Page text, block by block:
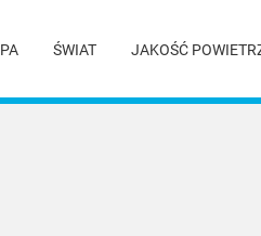
ŚWIAT JAKOŚĆ